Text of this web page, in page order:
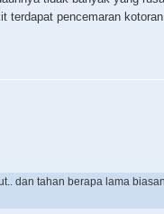
terdapat pencemaran
dan tahan berapa lama